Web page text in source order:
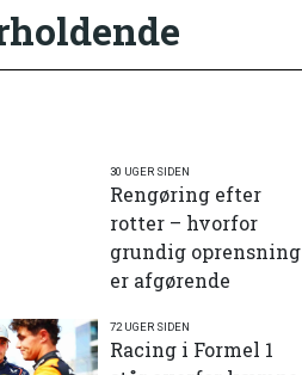
30 UGER SIDEN
Rengøring efter
rotter – hvorfor
grundig oprensning
er afgørende
72 UGER SIDEN
Racing i Formel 1